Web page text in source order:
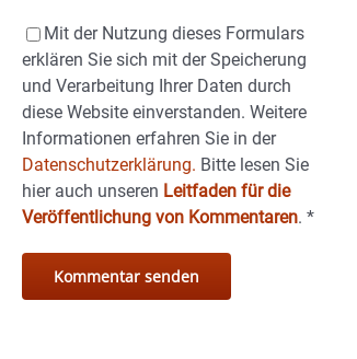
Mit der Nutzung dieses Formulars
erklären Sie sich mit der Speicherung
und Verarbeitung Ihrer Daten durch
diese Website einverstanden. Weitere
Informationen erfahren Sie in der
Datenschutzerklärung. Bitte lesen Sie
hier auch unseren Leitfaden für die
Veröffentlichung von Kommentaren.*